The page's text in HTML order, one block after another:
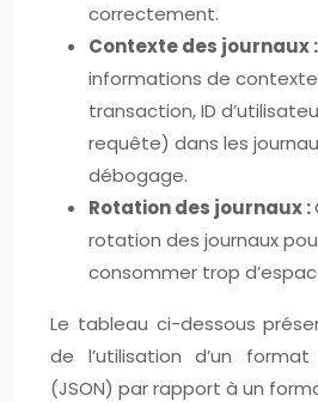
correctement.
Contexte des journaux :
informations de contexte
transaction, ID
requête) dans les
débogage.
Rotation des journaux :
rotation des journaux
consommer trop
Le tableau ci-dessous
de l’utilisation d’un
(JSON) par rapport à un